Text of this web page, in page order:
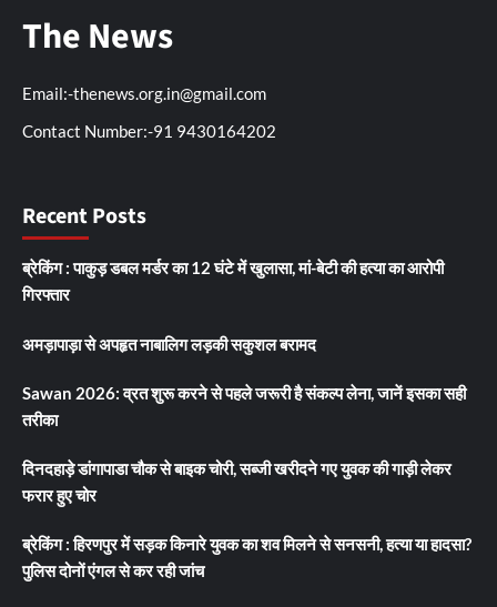
The News
Email:-thenews.org.in@gmail.com
Contact Number:-91 9430164202
Recent Posts
ब्रेकिंग : पाकुड़ डबल मर्डर का 12 घंटे में खुलासा, मां-बेटी की हत्या का आरोपी
गिरफ्तार
अमड़ापाड़ा से अपहृत नाबालिग लड़की सकुशल बरामद
Sawan 2026: व्रत शुरू करने से पहले जरूरी है संकल्प लेना, जानें इसका सही
तरीका
दिनदहाड़े डांगापाडा चौक से बाइक चोरी, सब्जी खरीदने गए युवक की गाड़ी लेकर
फरार हुए चोर
ब्रेकिंग : हिरणपुर में सड़क किनारे युवक का शव मिलने से सनसनी, हत्या या हादसा?
पुलिस दोनों एंगल से कर रही जांच